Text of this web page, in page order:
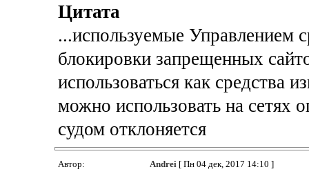
Цитата
...используемые Управлением
блокировки запрещенных
использоваться как средства
можно использовать на сетях
судом отклоняется
Автор: Andrei [ Пн 04 дек, 2017 14:10 ]